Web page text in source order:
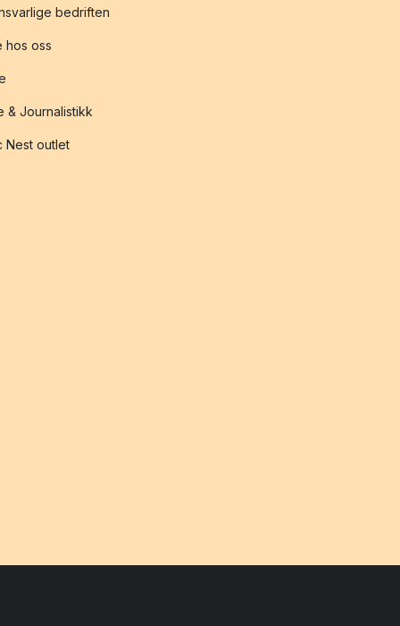
bedriften
hos oss
& Journalistikk
Nest outlet